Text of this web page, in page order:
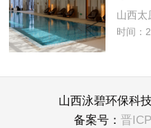
山西太
时间：
山西泳碧环保科
备案号： 晋